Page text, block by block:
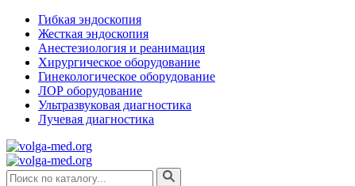
Гибкая эндоскопия
Жесткая эндоскопия
Анестезиология и реанимация
Хирургическое оборудование
Гинекологическое оборудование
ЛОР оборудование
Ультразвуковая диагностика
Лучевая диагностика